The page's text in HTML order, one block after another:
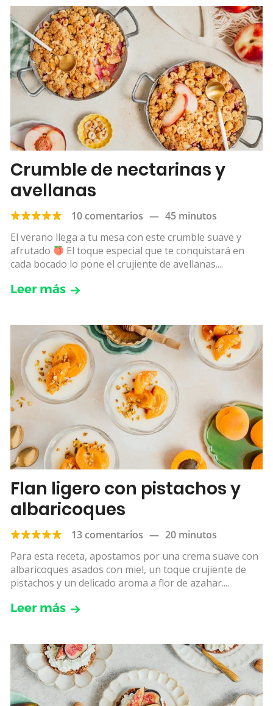
Crumble de nectarinas y
avellanas
10 comentarios — 45 minutos
El verano llega a tu mesa con este crumble suave y
afrutado
El toque especial que te conquistará en
cada bocado lo pone el crujiente de avellanas....
Leer más
Flan ligero con pistachos y
albaricoques
13 comentarios — 20 minutos
Para esta receta, apostamos por una crema suave con
albaricoques asados con miel, un toque crujiente de
pistachos y un delicado aroma a flor de azahar....
Leer más